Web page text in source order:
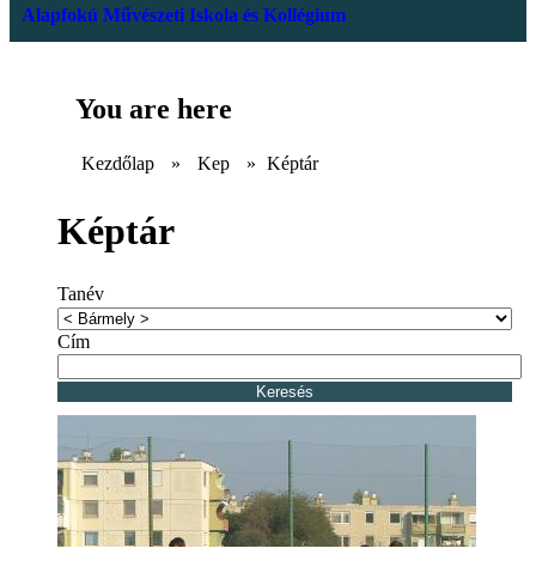
Alapfokú Művészeti Iskola és Kollégium
You are here
Kezdőlap » Kep » Képtár
Képtár
Tanév
Cím